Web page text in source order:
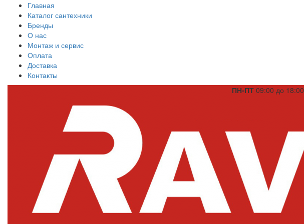
Главная
Каталог сантехники
Бренды
О нас
Монтаж и сервис
Оплата
Доставка
Контакты
ПН-ПТ 09:00 до 18:00